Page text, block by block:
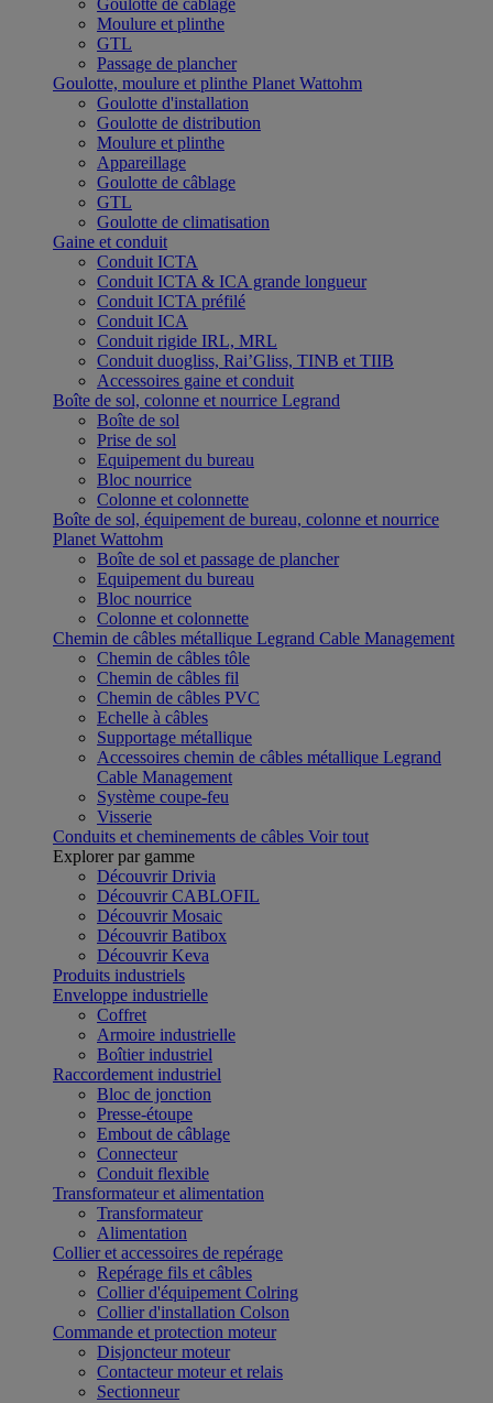
Goulotte de câblage
Moulure et plinthe
GTL
Passage de plancher
Goulotte, moulure et plinthe Planet Wattohm
Goulotte d'installation
Goulotte de distribution
Moulure et plinthe
Appareillage
Goulotte de câblage
GTL
Goulotte de climatisation
Gaine et conduit
Conduit ICTA
Conduit ICTA & ICA grande longueur
Conduit ICTA préfilé
Conduit ICA
Conduit rigide IRL, MRL
Conduit duogliss, Rai’Gliss, TINB et TIIB
Accessoires gaine et conduit
Boîte de sol, colonne et nourrice Legrand
Boîte de sol
Prise de sol
Equipement du bureau
Bloc nourrice
Colonne et colonnette
Boîte de sol, équipement de bureau, colonne et nourrice
Planet Wattohm
Boîte de sol et passage de plancher
Equipement du bureau
Bloc nourrice
Colonne et colonnette
Chemin de câbles métallique Legrand Cable Management
Chemin de câbles tôle
Chemin de câbles fil
Chemin de câbles PVC
Echelle à câbles
Supportage métallique
Accessoires chemin de câbles métallique Legrand
Cable Management
Système coupe-feu
Visserie
Conduits et cheminements de câbles Voir tout
Explorer par gamme
Découvrir Drivia
Découvrir CABLOFIL
Découvrir Mosaic
Découvrir Batibox
Découvrir Keva
Produits industriels
Enveloppe industrielle
Coffret
Armoire industrielle
Boîtier industriel
Raccordement industriel
Bloc de jonction
Presse-étoupe
Embout de câblage
Connecteur
Conduit flexible
Transformateur et alimentation
Transformateur
Alimentation
Collier et accessoires de repérage
Repérage fils et câbles
Collier d'équipement Colring
Collier d'installation Colson
Commande et protection moteur
Disjoncteur moteur
Contacteur moteur et relais
Sectionneur